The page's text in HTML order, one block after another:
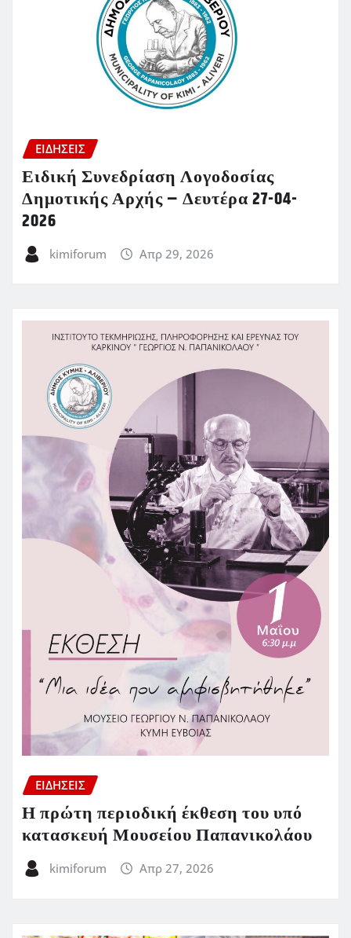
ΕΙΔΗΣΕΙΣ
Ειδική Συνεδρίαση Λογοδοσίας
Δημοτικής Αρχής – Δευτέρα 27-04-
2026
kimiforum Απρ 29, 2026
ΕΙΔΗΣΕΙΣ
Η πρώτη περιοδική έκθεση του υπό
κατασκευή Μουσείου Παπανικολάου
kimiforum Απρ 27, 2026